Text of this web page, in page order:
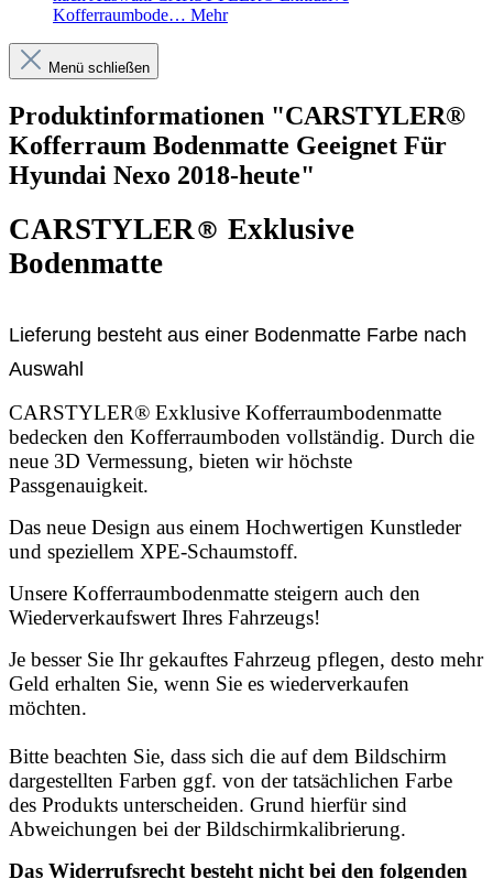
Kofferraumbode… Mehr
Menü schließen
Produktinformationen "CARSTYLER®
Kofferraum Bodenmatte Geeignet Für
Hyundai Nexo 2018-heute"
CARSTYLER® Exklusive
Bodenmatte
Lieferung besteht aus einer Bodenmatte Farbe nach
Auswahl
CARSTYLER® Exklusive Kofferraumbodenmatte
bedecken den Kofferraumboden vollständig. Durch die
neue 3D Vermessung, bieten wir höchste
Passgenauigkeit.
Das neue Design aus einem Hochwertigen Kunstleder
und speziellem XPE-Schaumstoff.
Unsere Kofferraumbodenmatte steigern auch den
Wiederverkaufswert Ihres Fahrzeugs!
Je besser Sie Ihr gekauftes Fahrzeug pflegen, desto mehr
Geld erhalten Sie, wenn Sie es wiederverkaufen
möchten.
Bitte beachten Sie, dass sich die auf dem Bildschirm
dargestellten Farben ggf. von der tatsächlichen Farbe
des Produkts unterscheiden. Grund hierfür sind
Abweichungen bei der Bildschirmkalibrierung.
Das Widerrufsrecht besteht nicht bei den folgenden